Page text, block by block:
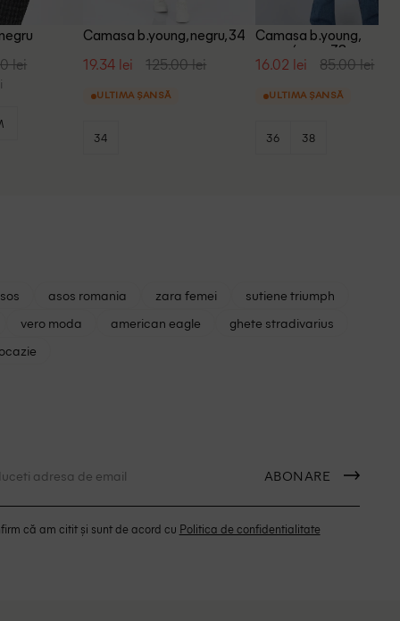
lei
Camasa b.young, negru, 34
19.34 lei 125.00 lei
ULTIMA ȘANSĂ
34
Camasa b.young,
negru/maro, 38
16.02 lei 85.00 lei
ULTIMA ȘANSĂ
36 38
asos romania zara femei
sutiene triumph
vero moda american eagle
ghete stradivarius
ABONARE
că am citit și sunt de acord cu Politica de confidentialitate